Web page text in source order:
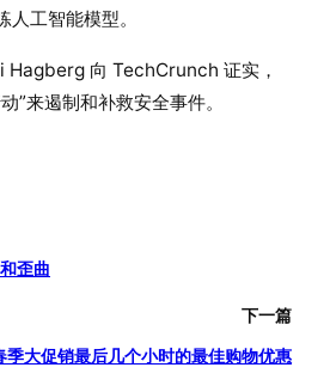
工智能模型。
向 TechCrunch 证实，
”来遏制和补救安全事件。
歪曲
下一篇
季大促销最后几个小时的最佳购物优惠